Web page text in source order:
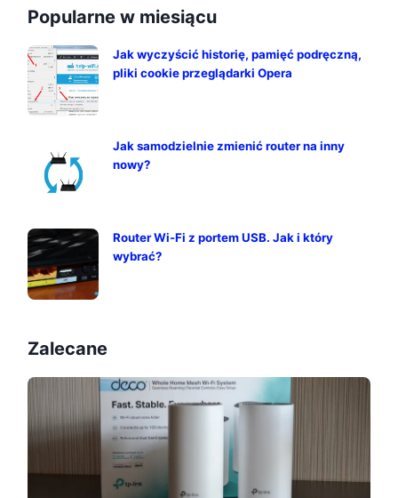
Popularne w miesiącu
Jak wyczyścić historię, pamięć podręczną,
pliki cookie przeglądarki Opera
Jak samodzielnie zmienić router na inny
nowy?
Router Wi-Fi z portem USB. Jak i który
wybrać?
Zalecane